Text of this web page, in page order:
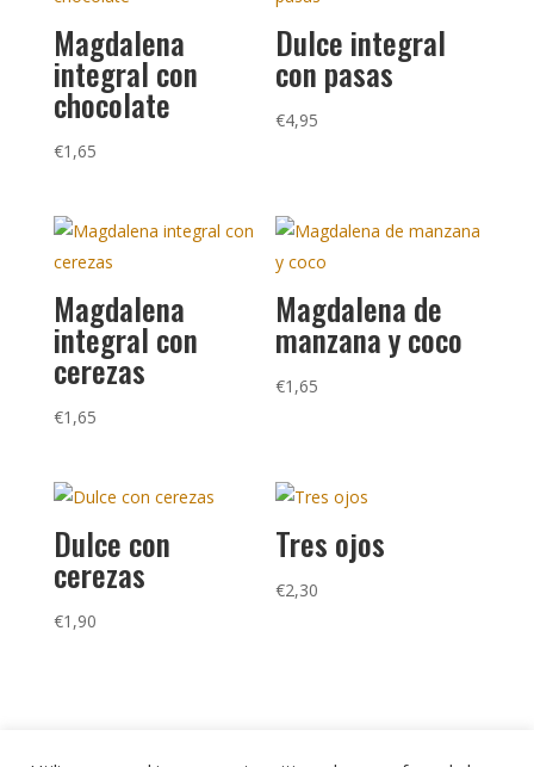
Magdalena
integral con
chocolate
€1,65
Dulce integral
con pasas
€4,95
Magdalena
integral con
cerezas
€1,65
Magdalena de
manzana y coco
€1,65
Dulce con
cerezas
€1,90
Tres ojos
€2,30